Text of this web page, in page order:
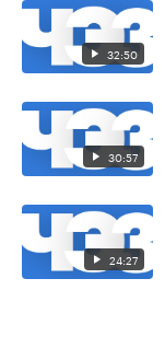
32:50
30:57
24:27